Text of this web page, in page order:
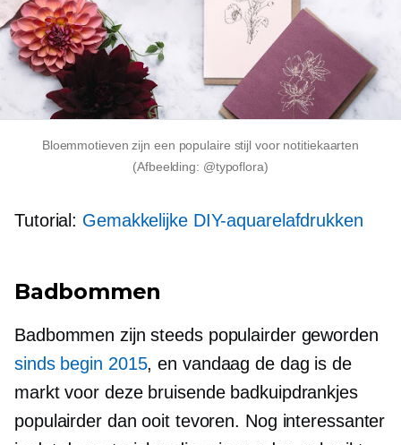
Bloemmotieven zijn een populaire stijl voor notitiekaarten
(Afbeelding: @typoflora)
Tutorial: Gemakkelijke DIY-aquarelafdrukken
Badbommen
Badbommen zijn steeds populairder geworden
sinds begin 2015, en vandaag de dag is de
markt voor deze bruisende badkuipdrankjes
populairder dan ooit tevoren. Nog interessanter